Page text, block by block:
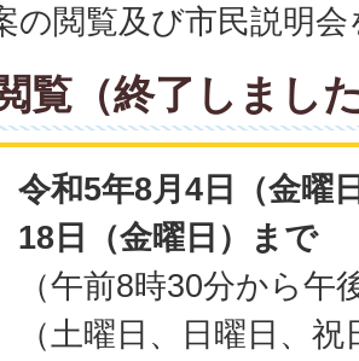
の閲覧及び市民説明
覧（終了しまし
令和5年8月4日（金曜
18日（金曜日）まで
（午前8時30分から午
（土曜日、日曜日、